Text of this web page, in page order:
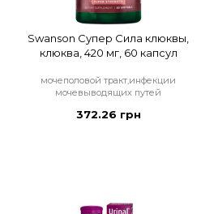
Swanson Супер Сила клюквы,
клюква, 420 мг, 60 капсул
мочеполовой тракт,инфекции
мочевыводящих путей
372.26 грн